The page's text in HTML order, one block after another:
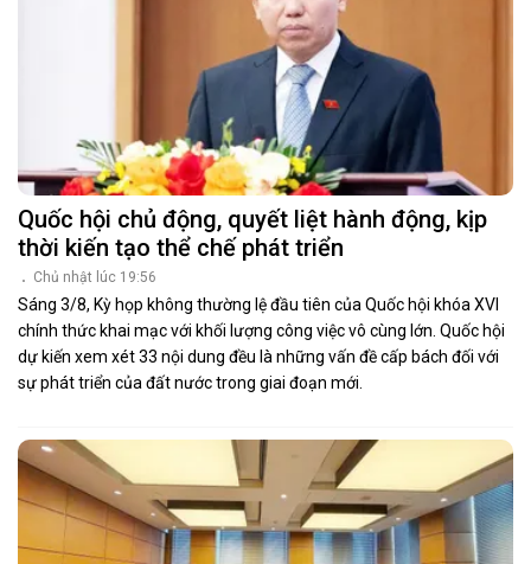
Quốc hội chủ động, quyết liệt hành động, kịp
thời kiến tạo thể chế phát triển
Chủ nhật lúc 19:56
Sáng 3/8, Kỳ họp không thường lệ đầu tiên của Quốc hội khóa XVI
chính thức khai mạc với khối lượng công việc vô cùng lớn. Quốc hội
dự kiến xem xét 33 nội dung đều là những vấn đề cấp bách đối với
sự phát triển của đất nước trong giai đoạn mới.